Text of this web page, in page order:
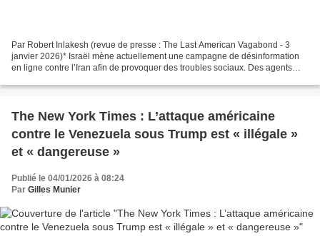
Par Robert Inlakesh (revue de presse : The Last American Vagabond - 3
janvier 2026)* Israël mène actuellement une campagne de désinformation
en ligne contre l’Iran afin de provoquer des troubles sociaux. Des agents
The New York Times : L’attaque américaine
contre le Venezuela sous Trump est « illégale »
et « dangereuse »
Publié le 04/01/2026 à 08:24
Par Gilles Munier